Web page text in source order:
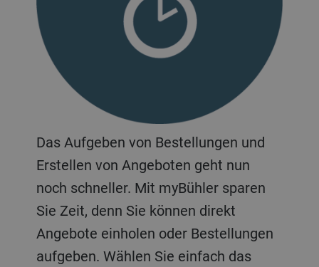
Das Aufgeben von Bestellungen und
Erstellen von Angeboten geht nun
noch schneller. Mit myBühler sparen
Sie Zeit, denn Sie können direkt
Angebote einholen oder Bestellungen
aufgeben. Wählen Sie einfach das